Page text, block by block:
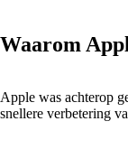
Waarom
Apple was achterop
snellere verbetering